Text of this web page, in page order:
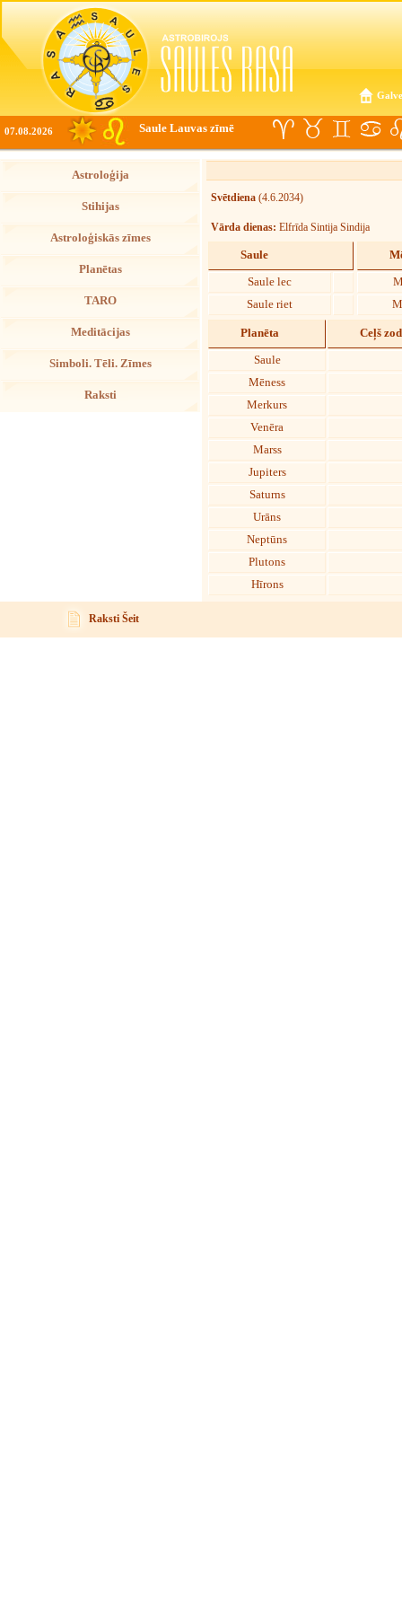
07.08.2026 Saule Lauvas zīmē
Astroloģija
Stihijas
Astroloģiskās zīmes
Planētas
TARO
Meditācijas
Simboli. Tēli. Zīmes
Raksti
Svētdiena (4.6.2034)
Vārda dienas: Elfrīda Sintija Sindija
Saule
Saule lec
Saule riet
Planēta Ceļš
Saule
Mēness
Merkurs
Venēra
Marss
Jupiters
Saturns
Urāns
Neptūns
Plutons
Hīrons
Raksti Šeit